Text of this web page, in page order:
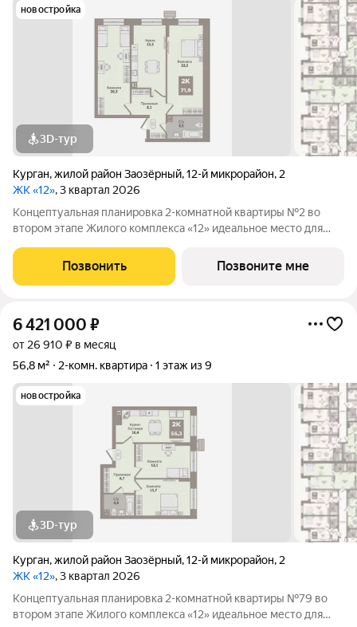
новостройка
3D-тур
Курган,жилой район Заозёрный,12-й микрорайон, 2
ЖК «12», 3 квартал 2026
Концептуальная планировка 2-комнатной квартиры №2 во
втором этапе Жилого комплекса «12» идеальное место для
просторная кухня-гостиная (15,5м2), ниша под встроенные
шкафы. В квартире высокие
Позвонить Позвоните мне
6 421 000 ₽
от 26 910 ₽ в месяц
56,8 м²
2-комн. квартира 1 этаж из 9
новостройка
3D-тур
Курган,жилой район Заозёрный,12-й микрорайон, 2
ЖК «12», 3 квартал 2026
Концептуальная планировка 2-комнатной квартиры №79 во
втором этапе Жилого комплекса «12» идеальное место для